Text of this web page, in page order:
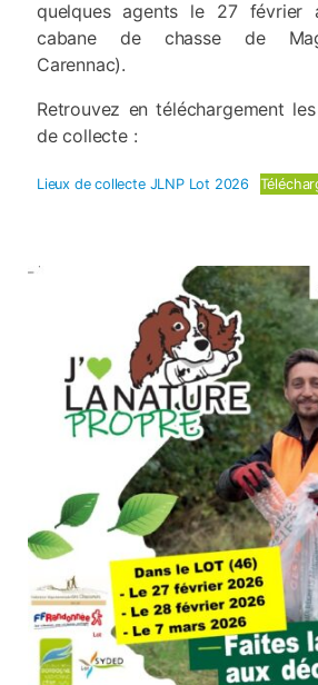
quelques agents le 27
cabane de chasse de
Carennac).
Retrouvez en téléchargement
de collecte :
Lieux de collecte JLNP Lot 2026